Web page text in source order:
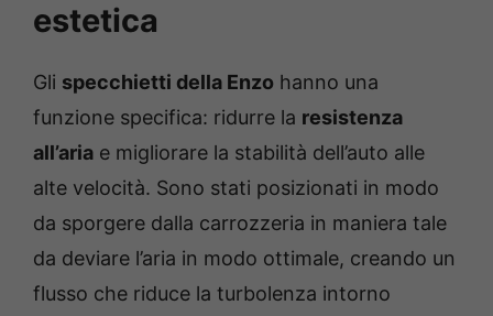
estetica
Gli specchietti della Enzo hanno una
funzione specifica: ridurre la resistenza
all’aria e migliorare la stabilità dell’auto alle
alte velocità. Sono stati posizionati in modo
da sporgere dalla carrozzeria in maniera tale
da deviare l’aria in modo ottimale, creando un
flusso che riduce la turbolenza intorno